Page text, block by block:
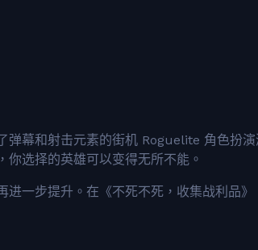
弹幕和射击元素的街机 Roguelite 角色扮
选择的英雄可以变得无所不能。
一步提升。在《不死不死，收集战利品》